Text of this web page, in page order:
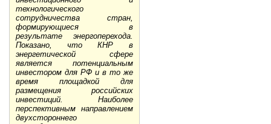
технологического
сотрудничества стран,
формирующиеся в
результате энергоперехода.
Показано, что КНР в
энергетической сфере
является потенциальным
инвестором для РФ и в то же
время площадкой для
размещения российских
инвестиций. Наиболее
перспективным направлением
двухстороннего